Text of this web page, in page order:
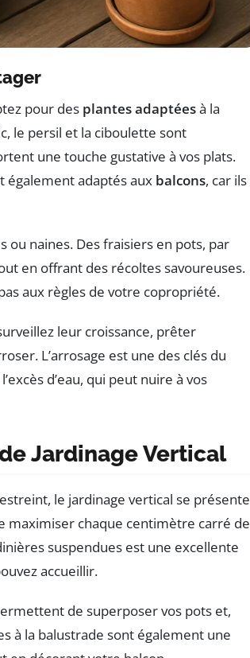
pour des plantes adaptéesà la
le persil et la ciboulette sont
une touche gustative à vos plats.
également adaptés aux balcons, car ils
ou naines. Des fraisiers en pots, par
en offrant des récoltes savoureuses.
aux règles de votre copropriété.
leur croissance, prêter
L’arrosage est une des clés du
d’eau, qui peut nuire à vos
Jardinage Vertical
le jardinage vertical se présente
maximiser chaque centimètre carré de
suspendues est une excellente
accueillir.
de superposer vos pots et,
à la balustrade sont également une